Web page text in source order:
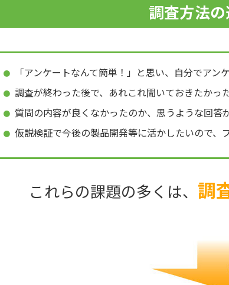
調査方法
「アンケートなんて簡単！」と思い、自分でア
調査が終わった後で、あれこれ聞いておきたかっ
質問の内容が良くなかったのか、思うような回
仮説検証で今後の製品開発等に活かしたいので
これらの課題の多くは、 調